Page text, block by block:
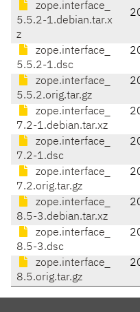
zope.interface_
5.5.2-1.debian.tar.x
z
zope.interface_
5.5.2-1.dsc
zope.interface_
5.5.2.orig.tar.gz
zope.interface_
7.2-1.debian.tar.xz
zope.interface_
7.2-1.dsc
zope.interface_
7.2.orig.tar.gz
zope.interface_
8.5-3.debian.tar.xz
zope.interface_
8.5-3.dsc
zope.interface_
8.5.orig.tar.gz